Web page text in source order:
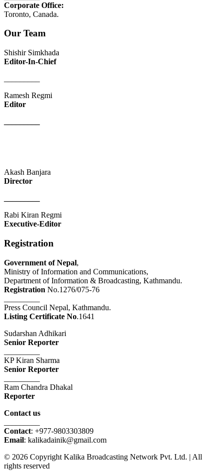
Corporate Office:
Toronto, Canada.
Our Team
Shishir Simkhada
Editor-In-Chief
Ramesh Regmi
Editor
Akash Banjara
Director
Rabi Kiran Regmi
Executive-Editor
Registration
Government of Nepal,
Ministry of Information and Communications,
Department of Information & Broadcasting, Kathmandu.
Registration No.1276/075-76
Press Council Nepal, Kathmandu.
Listing Certificate No.1641
Sudarshan Adhikari
Senior Reporter
KP Kiran Sharma
Senior Reporter
Ram Chandra Dhakal
Reporter
Contact us
Contact: +977-9803303809
Email: kalikadainik@gmail.com
© 2026 Copyright Kalika Broadcasting Network Pvt. Ltd. | All
rights reserved